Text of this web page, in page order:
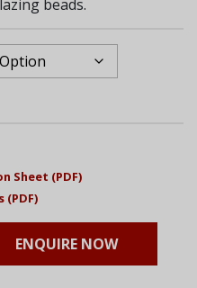
beads.
Sheet (PDF)
(PDF)
ENQUIRE NOW